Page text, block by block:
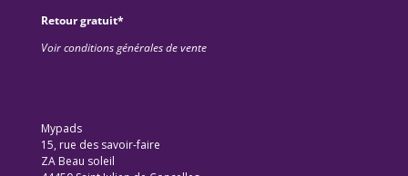
Retour gratuit*
Voir conditions générales de vente
Mypads
15, rue des savoir-faire
ZA Beau soleil